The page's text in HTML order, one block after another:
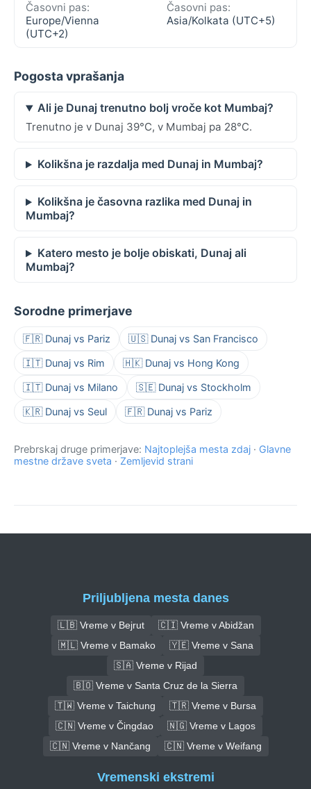
Časovni pas:
Europe/Vienna
(UTC+2)
Časovni pas:
Asia/Kolkata (UTC+5)
Pogosta vprašanja
Ali je Dunaj trenutno bolj vroče kot Mumbaj?
Trenutno je v Dunaj 39°C, v Mumbaj pa 28°C.
Kolikšna je razdalja med Dunaj in Mumbaj?
Kolikšna je časovna razlika med Dunaj in
Mumbaj?
Katero mesto je bolje obiskati, Dunaj ali
Mumbaj?
Sorodne primerjave
🇫🇷 Dunaj vs Pariz 🇺🇸 Dunaj vs San Francisco
🇮🇹 Dunaj vs Rim 🇭🇰 Dunaj vs Hong Kong
🇮🇹 Dunaj vs Milano 🇸🇪 Dunaj vs Stockholm
🇰🇷 Dunaj vs Seul 🇫🇷 Dunaj vs Pariz
Prebrskaj druge primerjave: Najtoplejša mesta zdaj · Glavne
mestne države sveta · Zemljevid strani
Priljubljena mesta danes
🇱🇧 Vreme v Bejrut
🇨🇮 Vreme v Abidžan
🇲🇱 Vreme v Bamako
🇾🇪 Vreme v Sana
🇸🇦 Vreme v Rijad
🇧🇴 Vreme v Santa Cruz de la Sierra
🇹🇼 Vreme v Taichung
🇹🇷 Vreme v Bursa
🇨🇳 Vreme v Čingdao
🇳🇬 Vreme v Lagos
🇨🇳 Vreme v Nančang
🇨🇳 Vreme v Weifang
Vremenski ekstremi